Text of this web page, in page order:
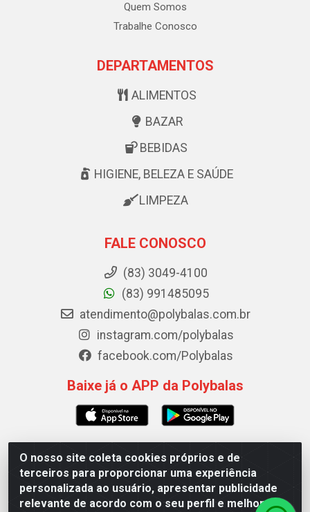
O nosso site coleta cookies próprios e de
terceiros para proporcionar uma experiência
personalizada ao usuário, apresentar publicidade
relevante de acordo com o seu perfil e melhorar a
Quem Somos
Trabalhe Conosco
DEPARTAMENTOS
ALIMENTOS
BAZAR
BEBIDAS
HIGIENE, BELEZA E SAÚDE
LIMPEZA
FALE CONOSCO
(83) 3049-4100
(83) 991485095
atendimento@polybalas.com.br
instagram.com/polybalas
facebook.com/Polybalas
Baixe já o APP da Polybalas
Polybalas - Rua João Miguel de Souza, 173 Galpão B -
Ernesto Geisel, João Pessoa/PB - CEP 58.075-075 - CNPJ
00.909.327/0002-61